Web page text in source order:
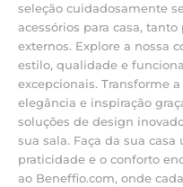
seleção cuidadosamente
acessórios para casa,
externos. Explore a nossa
estilo, qualidade e
excepcionais. Transforme
elegância e inspiração
soluções de design
sua sala. Faça da sua
praticidade e o conforto
ao Beneffio.com, onde